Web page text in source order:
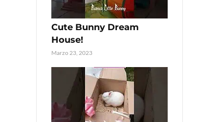
Cute Bunny Dream
House!
Marzo 23, 2023